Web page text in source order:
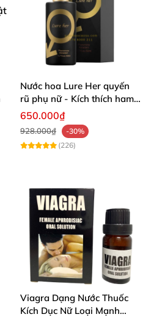
Nước hoa Lure Her quyến
rũ phụ nữ - Kích thích ham
muốn mạnh mẽ
650.000₫
928.000₫
-30%
(226)
Viagra Dạng Nước Thuốc
Kích Dục Nữ Loại Mạnh